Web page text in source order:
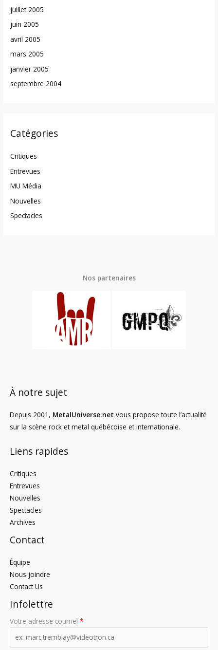
juillet 2005
juin 2005
avril 2005
mars 2005
janvier 2005
septembre 2004
Catégories
Critiques
Entrevues
MU Média
Nouvelles
Spectacles
Nos partenaires
À notre sujet
Depuis 2001, MetalUniverse.net vous propose toute l’actualité
sur la scène rock et metal québécoise et internationale.
Liens rapides
Critiques
Entrevues
Nouvelles
Spectacles
Archives
Contact
Équipe
Nous joindre
Contact Us
Infolettre
Votre adresse courriel *